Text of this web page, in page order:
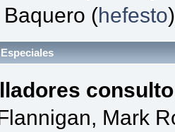
(hefesto)
Mark